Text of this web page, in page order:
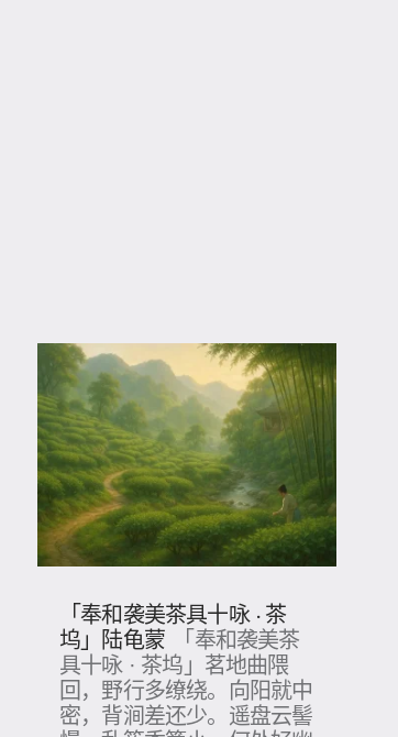
「奉和袭美茶具十咏 · 茶
坞」陆龟蒙
「奉和袭美茶
具十咏 · 茶坞」茗地曲隈
回，野行多缭绕。向阳就中
密，背涧差还少。遥盘云髻